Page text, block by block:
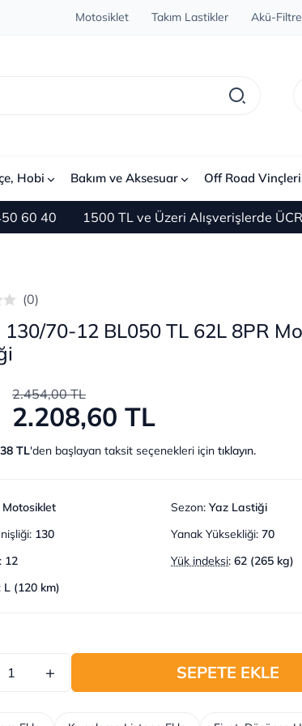
Motosiklet Takım Lastikler Akü-
Hobi Bakım ve Aksesuar Off Road Vinçleri
1500 TL ve Üzeri Alışverişlerde
(0)
130/70-12 BL050 TL 62L 8PR
2.454,00 TL
2.208,60 TL
TL'den başlayan taksit seçenekleri için tıklayın.
Motosiklet Sezon: Yaz Lastiği
: 130 Yanak Yüksekliği: 70
: 12 Yük indeksi: 62 (265 kg)
L (120 km)
+ SEPETE EKLE